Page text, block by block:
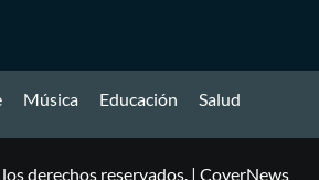
Música Educación Salud
derechos reservados. | CoverNews